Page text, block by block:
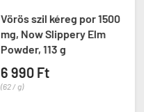
Vörös szil kéreg por 1500
mg, Now Slippery Elm
Powder, 113 g
6 990 Ft
(62 / g)